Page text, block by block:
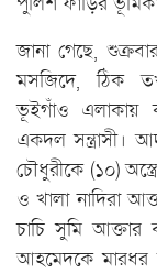
জানা গেছে,
মসজিদে, ঠিক
ভূইগাঁও এলাকায়
একদল সন্ত্রাসী।
চৌধুরীকে (১০)
ও খালা নাদিরা
চাচি সুমি আক্তার
আহমেদকে মারধর